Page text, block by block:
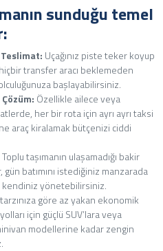
sunduğu temel
Uçağınız piste teker koyup
transfer aracı beklemeden
başlayabilirsiniz.
Özellikle ailece veya
her bir rota için ayrı ayrı taksi
araç kiralamak bütçenizi ciddi
Toplu taşımanın ulaşamadığı bakir
batımını istediğiniz manzarada
kendiniz yönetebilirsiniz.
göre az yakan ekonomik
için güçlü SUV’lara veya
modellerine kadar zengin